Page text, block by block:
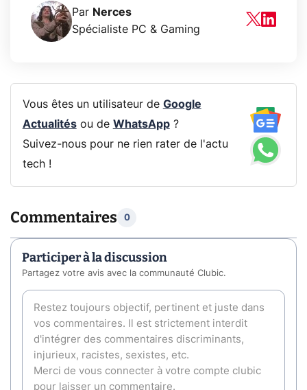
Par Nerces
Spécialiste PC & Gaming
Vous êtes un utilisateur de Google
Actualitésou de WhatsApp?
Suivez-nous pour ne rien rater de l'actu
tech !
Commentaires 0
Participer à la discussion
Partagez votre avis avec la communauté Clubic.